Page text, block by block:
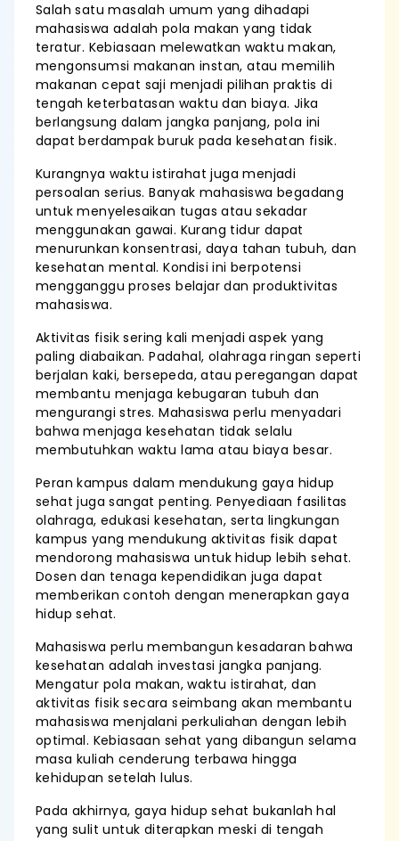
Salah satu masalah umum yang dihadapi
mahasiswa adalah pola makan yang tidak
teratur. Kebiasaan melewatkan waktu makan,
mengonsumsi makanan instan, atau memilih
makanan cepat saji menjadi pilihan praktis di
tengah keterbatasan waktu dan biaya. Jika
berlangsung dalam jangka panjang, pola ini
dapat berdampak buruk pada kesehatan fisik.
Kurangnya waktu istirahat juga menjadi
persoalan serius. Banyak mahasiswa begadang
untuk menyelesaikan tugas atau sekadar
menggunakan gawai. Kurang tidur dapat
menurunkan konsentrasi, daya tahan tubuh, dan
kesehatan mental. Kondisi ini berpotensi
mengganggu proses belajar dan produktivitas
mahasiswa.
Aktivitas fisik sering kali menjadi aspek yang
paling diabaikan. Padahal, olahraga ringan seperti
berjalan kaki, bersepeda, atau peregangan dapat
membantu menjaga kebugaran tubuh dan
mengurangi stres. Mahasiswa perlu menyadari
bahwa menjaga kesehatan tidak selalu
membutuhkan waktu lama atau biaya besar.
Peran kampus dalam mendukung gaya hidup
sehat juga sangat penting. Penyediaan fasilitas
olahraga, edukasi kesehatan, serta lingkungan
kampus yang mendukung aktivitas fisik dapat
mendorong mahasiswa untuk hidup lebih sehat.
Dosen dan tenaga kependidikan juga dapat
memberikan contoh dengan menerapkan gaya
hidup sehat.
Mahasiswa perlu membangun kesadaran bahwa
kesehatan adalah investasi jangka panjang.
Mengatur pola makan, waktu istirahat, dan
aktivitas fisik secara seimbang akan membantu
mahasiswa menjalani perkuliahan dengan lebih
optimal. Kebiasaan sehat yang dibangun selama
masa kuliah cenderung terbawa hingga
kehidupan setelah lulus.
Pada akhirnya, gaya hidup sehat bukanlah hal
yang sulit untuk diterapkan meski di tengah